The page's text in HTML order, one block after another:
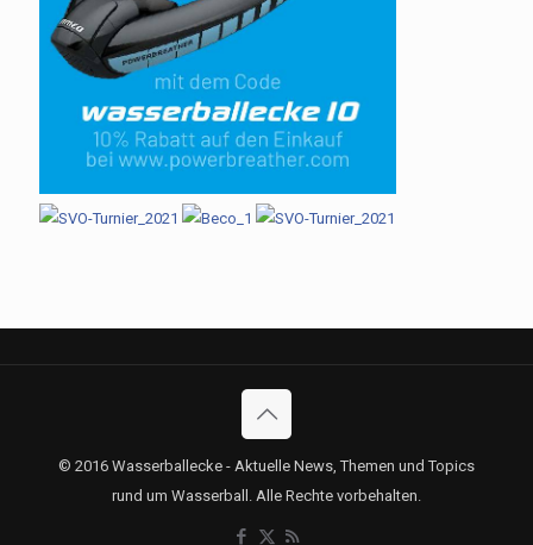
© 2016 Wasserballecke - Aktuelle News, Themen und Topics
rund um Wasserball. Alle Rechte vorbehalten.